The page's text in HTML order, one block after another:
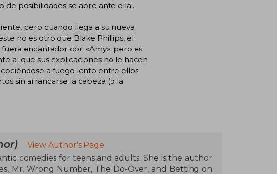
de posibilidades se abre ante ella...
pero cuando llega a su nueva
no es otro que Blake Phillips, el
encantador con «Amy», pero es
al que sus explicaciones no le hacen
a fuego lento entre ellos
sin arrancarse la cabeza (o la
View Author's Page
comedies for teens and adults. She is the author
Mr. Wrong Number, The Do-Over, and Betting on